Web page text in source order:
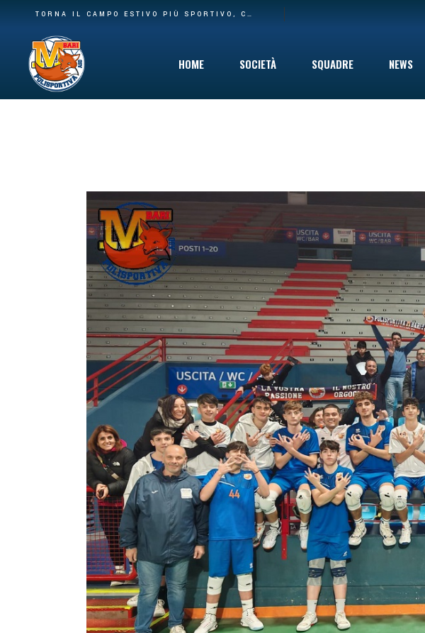
TORNA IL CAMPO ESTIVO PIÙ SPORTIVO, COINVOLGENTE E DIVERTENTE CHE C’È: DAL 10 GIUGNO VIA AL SUMMER CAMP DELLA POLISPORTIVA M BARI
HOME SOCIETÀ
Safeguarding
Privacy Policy
SQUADRE NEWS